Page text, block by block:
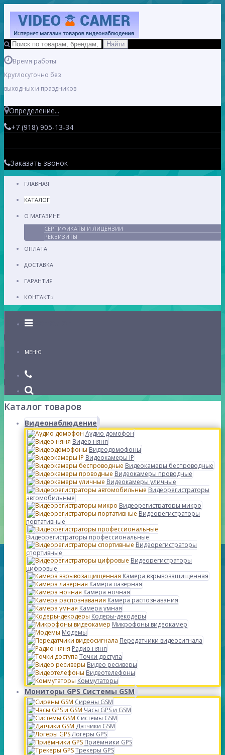
Время работы:
Круглосуточно без
выходных и праздников
Определение...
+7 (918) 905-13-34
Заказать звонок
ГЛАВНАЯ
КАТАЛОГ
О МАГАЗИНЕ
СЕРТИФИКАТЫ И ЛИЦЕНЗИИ
РЕКВИЗИТЫ
ОПЛАТА
ДОСТАВКА
ГАРАНТИЯ
КОНТАКТЫ
Каталог
МЕНЮ
Каталог товаров
Видеонаблюдение
Аудио домофон
Видео няня
Видеодомофоны
Видеокамеры IP
Видеокамеры беспроводные
Видеокамеры проводные
Видеокамеры уличные
Видеорегистраторы
автомобильные
Видеорегистраторы микро
Видеорегистраторы
портативные
Видеорегистраторы профессиональные
Видеорегистраторы
спортивные
Видеорегистраторы
цифровые
Камера взрывозащищенная
Камера лазерная
Камера ночная
Камера распознавания
Камера умная
Кодеры-декодеры
Микрофоны видеокамер
Модемы
Передатчики видеосигнала
Радио няня
Точки доступа
Видео ресиверы
Видеотелефоны
Коммутаторы
Мониторы GPS Системы GSM
Сирены GSM
Часы GPS и GSM
Системы GSM
Датчики GSM
Логеры GPS
Приёмники GPS
Трекеры GPS